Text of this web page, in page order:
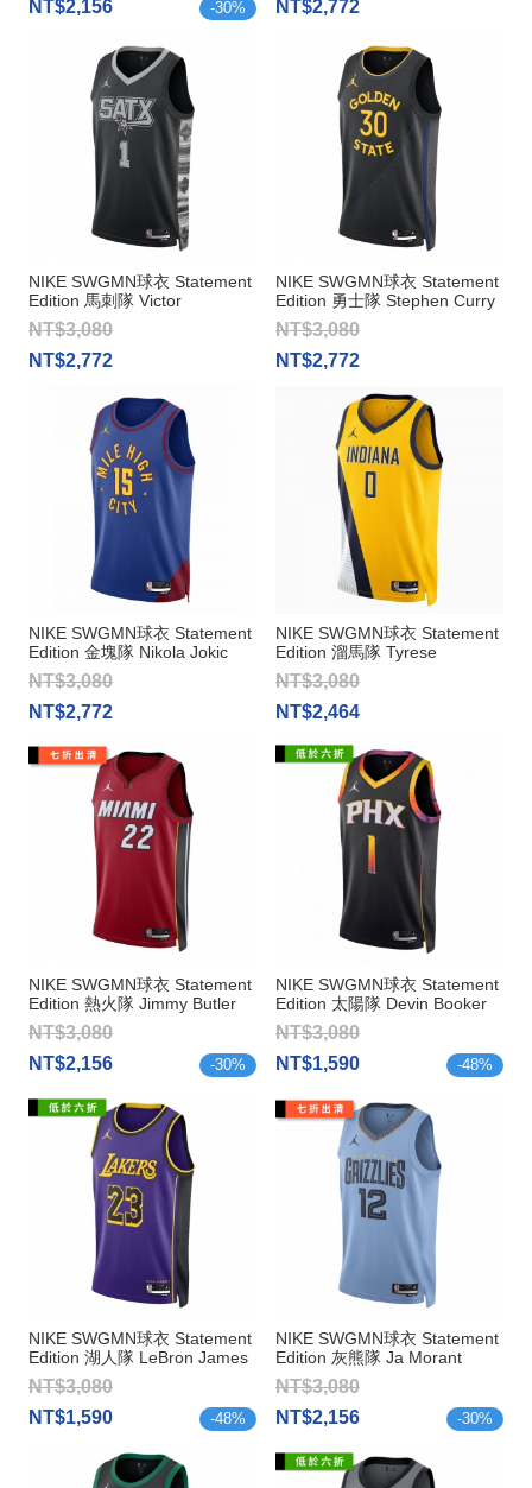
NT$2,156 -30% NT$2,772
NIKE SWGMN球衣 Statement
Edition 馬刺隊 Victor
Wembanyama
NT$3,080
NT$2,772
NIKE SWGMN球衣 Statement
Edition 勇士隊 Stephen Curry
NT$3,080
NT$2,772
NIKE SWGMN球衣 Statement
Edition 金塊隊 Nikola Jokic
NT$3,080
NT$2,772
NIKE SWGMN球衣 Statement
Edition 溜馬隊 Tyrese
Haliburton
NT$3,080
NT$2,464
NIKE SWGMN球衣 Statement
Edition 熱火隊 Jimmy Butler
NT$3,080
NT$2,156
-30%
NIKE SWGMN球衣 Statement
Edition 太陽隊 Devin Booker
NT$3,080
NT$1,590
-48%
NIKE SWGMN球衣 Statement
Edition 湖人隊 LeBron James
NT$3,080
NT$1,590
-48%
NIKE SWGMN球衣 Statement
Edition 灰熊隊 Ja Morant
NT$3,080
NT$2,156
-30%